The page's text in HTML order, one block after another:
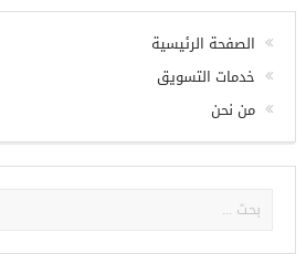
الصفحة الرئيسية
خدمات التسويق